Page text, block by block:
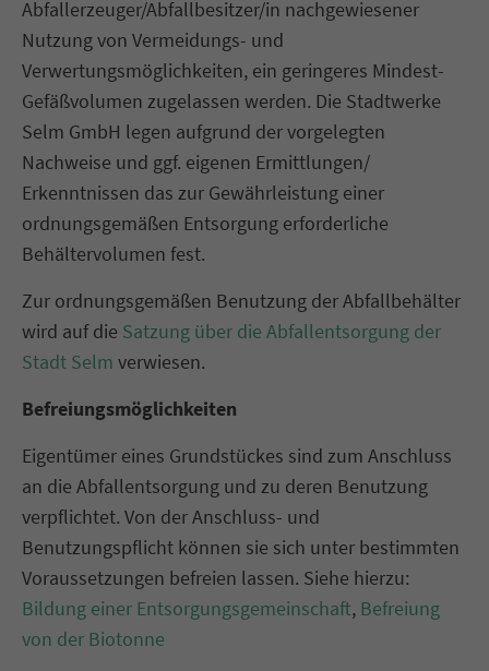
Abfallerzeuger/Abfallbesitzer/in nachgewiesener
Nutzung von Vermeidungs- und
Verwertungsmöglichkeiten, ein geringeres Mindest-
Gefäßvolumen zugelassen werden. Die Stadtwerke
Selm GmbH legen aufgrund der vorgelegten
Nachweise und ggf. eigenen Ermittlungen/
Erkenntnissen das zur Gewährleistung einer
ordnungsgemäßen Entsorgung erforderliche
Behältervolumen fest.
Zur ordnungsgemäßen Benutzung der Abfallbehälter
wird auf die Satzung über die Abfallentsorgung der
Stadt Selm verwiesen.
Befreiungsmöglichkeiten
Eigentümer eines Grundstückes sind zum Anschluss
an die Abfallentsorgung und zu deren Benutzung
verpflichtet. Von der Anschluss- und
Benutzungspflicht können sie sich unter bestimmten
Voraussetzungen befreien lassen. Siehe hierzu:
Bildung einer Entsorgungsgemeinschaft, Befreiung
von der Biotonne